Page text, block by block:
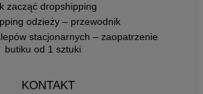
zacząć dropshipping
odzieży – przewodnik
stacjonarnych – zaopatrzenie
butiku od 1 sztuki
KONTAKT